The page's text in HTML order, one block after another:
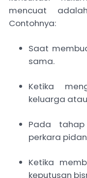
mencuat
Contohnya:
Saat
sama.
Ketika
keluarga
Pada
perkara
Ketika
keputusan